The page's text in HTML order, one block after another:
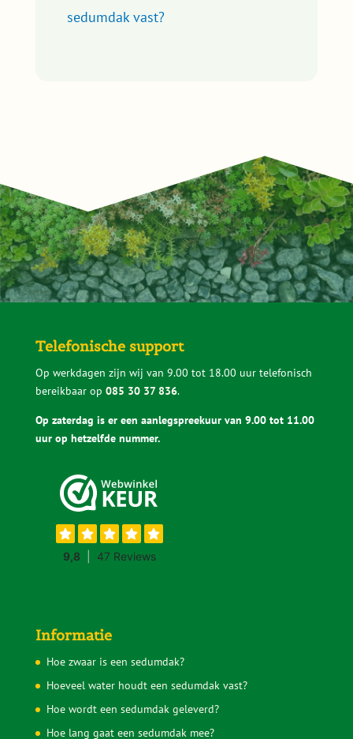
sedumdak vast?
Telefonische support
Op werkdagen zijn wij van 9.00 tot 18.00 uur telefonisch
bereikbaar op 085 30 37 836.
Op zaterdag is er een aanlegspreekuur van 9.00 tot 11.00
uur op hetzelfde nummer.
Informatie
Hoe zwaar is een sedumdak?
Hoeveel water houdt een sedumdak vast?
Hoe wordt een sedumdak geleverd?
Hoe lang gaat een sedumdak mee?